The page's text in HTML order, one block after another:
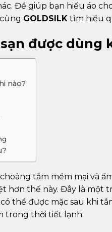
Để giúp bạn hiểu áo
GOLDSILK tìm hiểu
được dùng
nào?
tắm mềm mại và
hơn thế này. Đây là một
thể được mặc sau khi
trong thời tiết lạnh.